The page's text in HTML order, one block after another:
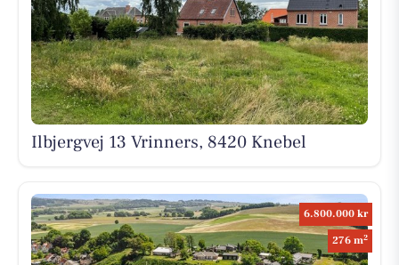
Ilbjergvej 13 Vrinners, 8420 Knebel
6.800.000 kr
276 m2